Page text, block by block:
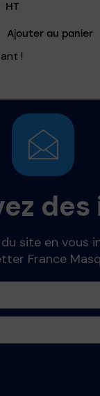
HT
Ajouter au panier
!
du site en vous
France